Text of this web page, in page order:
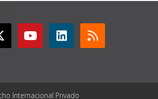
Internacional Privado